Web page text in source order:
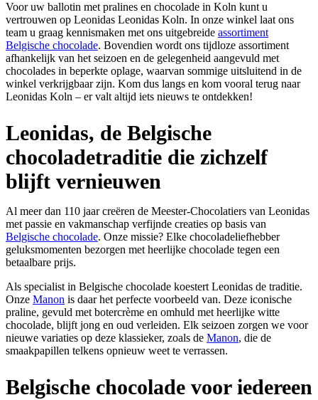
Voor uw ballotin met pralines en chocolade in Koln kunt u
vertrouwen op Leonidas Leonidas Koln. In onze winkel laat ons
team u graag kennismaken met ons uitgebreide assortiment
Belgische chocolade. Bovendien wordt ons tijdloze assortiment
afhankelijk van het seizoen en de gelegenheid aangevuld met
chocolades in beperkte oplage, waarvan sommige uitsluitend in de
winkel verkrijgbaar zijn. Kom dus langs en kom vooral terug naar
Leonidas Koln – er valt altijd iets nieuws te ontdekken!
Leonidas, de Belgische
chocoladetraditie die zichzelf
blijft vernieuwen
Al meer dan 110 jaar creëren de Meester-Chocolatiers van Leonidas
met passie en vakmanschap verfijnde creaties op basis van
Belgische chocolade. Onze missie? Elke chocoladeliefhebber
geluksmomenten bezorgen met heerlijke chocolade tegen een
betaalbare prijs.
Als specialist in Belgische chocolade koestert Leonidas de traditie.
Onze Manon is daar het perfecte voorbeeld van. Deze iconische
praline, gevuld met botercrème en omhuld met heerlijke witte
chocolade, blijft jong en oud verleiden. Elk seizoen zorgen we voor
nieuwe variaties op deze klassieker, zoals de Manon, die de
smaakpapillen telkens opnieuw weet te verrassen.
Belgische chocolade voor iedereen